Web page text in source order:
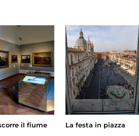
il fiume La festa in piazza